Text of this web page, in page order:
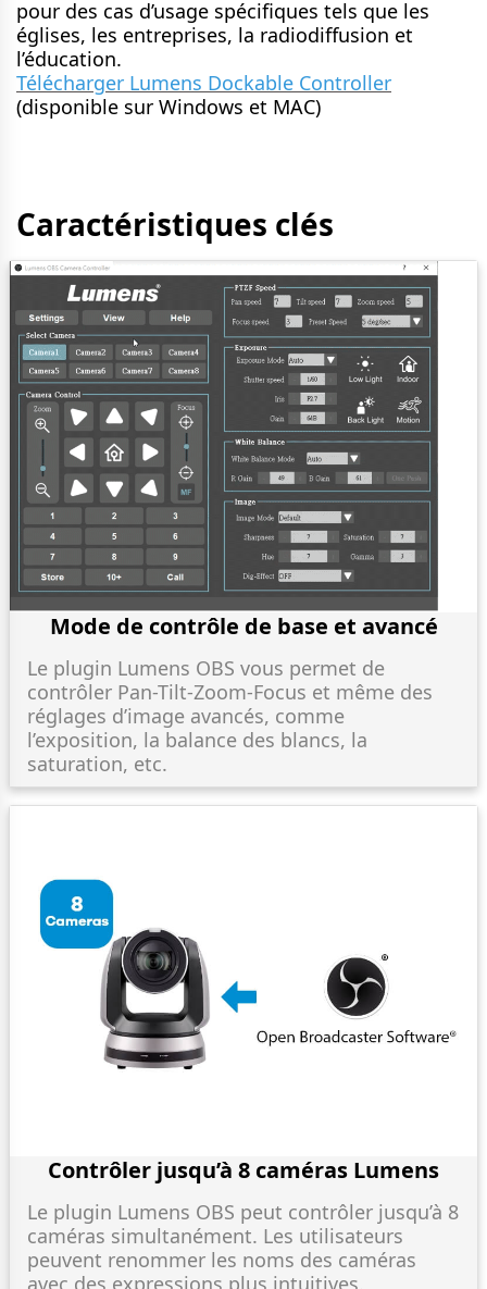
pour des cas d’usage spécifiques tels que les
églises, les entreprises, la radiodiffusion et
l’éducation.
Télécharger Lumens Dockable Controller
(disponible sur Windows et MAC)
Caractéristiques clés
Mode de contrôle de base et avancé
Le plugin Lumens OBS vous permet de
contrôler Pan-Tilt-Zoom-Focus et même des
réglages d’image avancés, comme
l’exposition, la balance des blancs, la
saturation, etc.
Contrôler jusqu’à 8 caméras Lumens
Le plugin Lumens OBS peut contrôler jusqu’à 8
caméras simultanément. Les utilisateurs
peuvent renommer les noms des caméras